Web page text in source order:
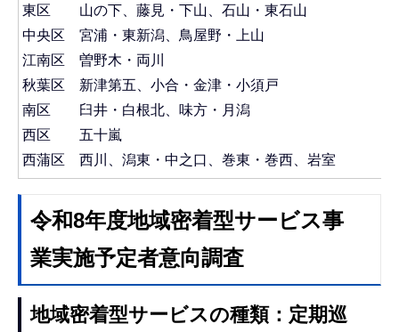
東区 山の下、藤見・下山、石山・東石山
中央区 宮浦・東新潟、鳥屋野・上山
江南区 曽野木・両川
秋葉区 新津第五、小合・金津・小須戸
南区 臼井・白根北、味方・月潟
西区 五十嵐
西蒲区 西川、潟東・中之口、巻東・巻西、岩室
令和8年度地域密着型サービス事
業実施予定者意向調査
地域密着型サービスの種類：定期巡